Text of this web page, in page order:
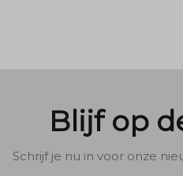
Blijf op
Schrijf je nu in voor onze